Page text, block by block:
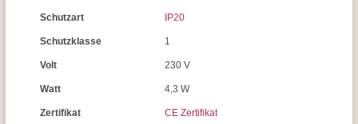
Schutzart IP20
Schutzklasse 1
Volt 230 V
Watt 4,3 W
Zertifikat CE Zertifikat